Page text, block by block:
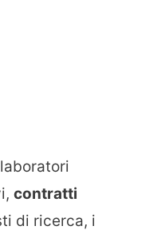
contratti
di ricerca, i